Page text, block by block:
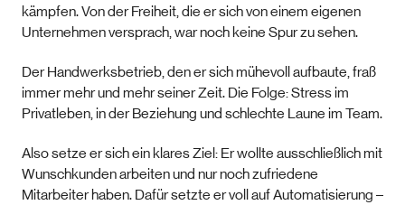
kämpfen. Von der Freiheit, die er sich von einem eigenen
Unternehmen versprach, war noch keine Spur zu sehen.
Der Handwerksbetrieb, den er sich mühevoll aufbaute, fraß
immer mehr und mehr seiner Zeit. Die Folge: Stress im
Privatleben, in der Beziehung und schlechte Laune im Team.
Also setze er sich ein klares Ziel: Er wollte ausschließlich mit
Wunschkunden arbeiten und nur noch zufriedene
Mitarbeiter haben. Dafür setzte er voll auf Automatisierung –